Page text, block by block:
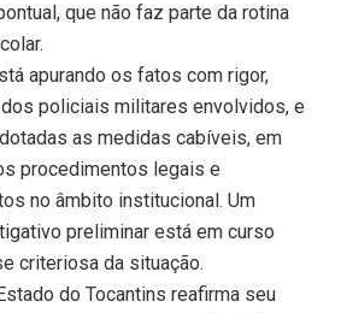
que não faz parte da rotina
apurando os fatos com rigor,
policiais militares envolvidos, e
as medidas cabíveis, em
procedimentos legais e
no âmbito institucional. Um
preliminar está em curso
criteriosa da situação.
do Tocantins reafirma seu